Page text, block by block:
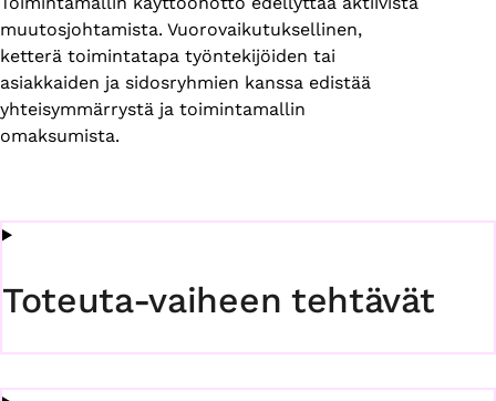
muutosjohtamista. Vuorovaikutuksellinen,
ketterä toimintatapa työntekijöiden tai
asiakkaiden ja sidosryhmien kanssa edistää
yhteisymmärrystä ja toimintamallin
omaksumista.
Toteuta-vaiheen tehtävät